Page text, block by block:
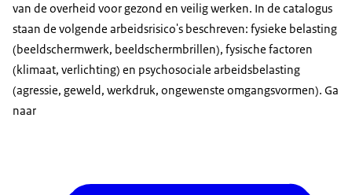
van de overheid voor gezond en veilig werken. In de catalogus
staan de volgende arbeidsrisico's beschreven: fysieke belasting
(beeldschermwerk, beeldschermbrillen), fysische factoren
(klimaat, verlichting) en psychosociale arbeidsbelasting
(agressie, geweld, werkdruk, ongewenste omgangsvormen). Ga
naar